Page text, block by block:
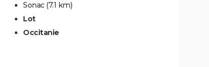
Sonac (7.1 km)
Lot
Occitanie